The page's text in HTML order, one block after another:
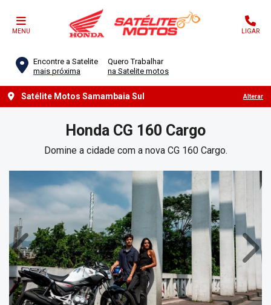
MENU LIGAR
Encontre a Satelite
mais próxima
Quero Trabalhar
na Satelite motos
Satélite Motos Samambaia Sul Alterar
Honda CG 160 Cargo
Domine a cidade com a nova CG 160 Cargo.
Anterior